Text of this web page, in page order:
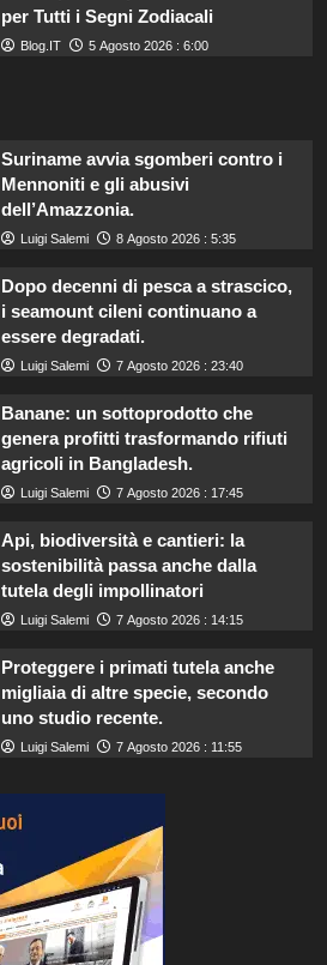
per Tutti i Segni Zodiacali
Blog.IT 5 Agosto 2026 : 6:00
Suriname avvia sgomberi contro i
Mennoniti e gli abusivi
dell’Amazzonia.
Luigi Salemi 8 Agosto 2026 : 5:35
Dopo decenni di pesca a strascico,
i seamount cileni continuano a
essere degradati.
Luigi Salemi 7 Agosto 2026 : 23:40
Banane: un sottoprodotto che
genera profitti trasformando rifiuti
agricoli in Bangladesh.
Luigi Salemi 7 Agosto 2026 : 17:45
Api, biodiversità e cantieri: la
sostenibilità passa anche dalla
tutela degli impollinatori
Luigi Salemi 7 Agosto 2026 : 14:15
Proteggere i primati tutela anche
migliaia di altre specie, secondo
uno studio recente.
Luigi Salemi 7 Agosto 2026 : 11:55